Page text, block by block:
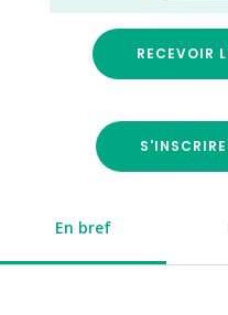
RECEVOIR
En bref